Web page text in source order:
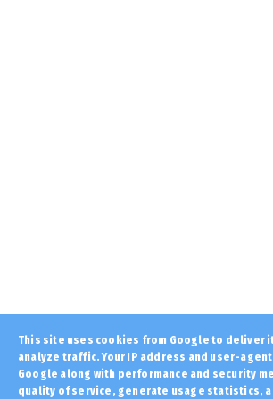
LATEST
Αυτά είναι τα 10
πραγματοποιούνται και θα
This site uses cookies from Google to deliver
analyze traffic. Your IP address and user-
Google along with performance and security
quality of service, generate usage statistics,